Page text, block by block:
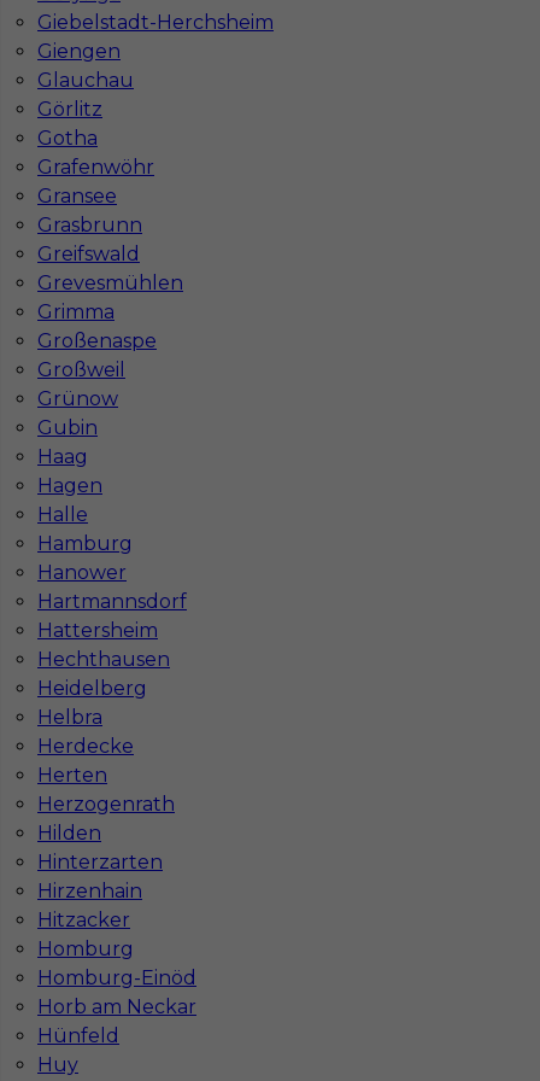
Giebelstadt-Herchsheim
Giengen
Glauchau
Görlitz
Gotha
Grafenwöhr
Gransee
Grasbrunn
Greifswald
Grevesmühlen
Grimma
Großenaspe
Großweil
Grünow
Gubin
Haag
Hagen
Halle
Hamburg
Hanower
Hartmannsdorf
Hattersheim
Hechthausen
Heidelberg
Helbra
Herdecke
Herten
Herzogenrath
Hilden
Hinterzarten
Hirzenhain
Hitzacker
Homburg
Homburg-Einöd
Horb am Neckar
Hünfeld
Huy
Jakie kursy warto zrobić, aby praca za
granicą była lepiej płatna?
Czy praca w Niemczech bez języka jest
możliwa?
Mapa ofert pracy
Mapa kategorii
Informacje w sprawie pracy
Telefon:
793-577-977
Dane firmy
In-Serv Team Sp. z o.o.
ul. Bóżnicza 15/6
61-751 Poznań, Polen
NIP: PL7831822725
KRS: 0000855600
REGON: 386807002